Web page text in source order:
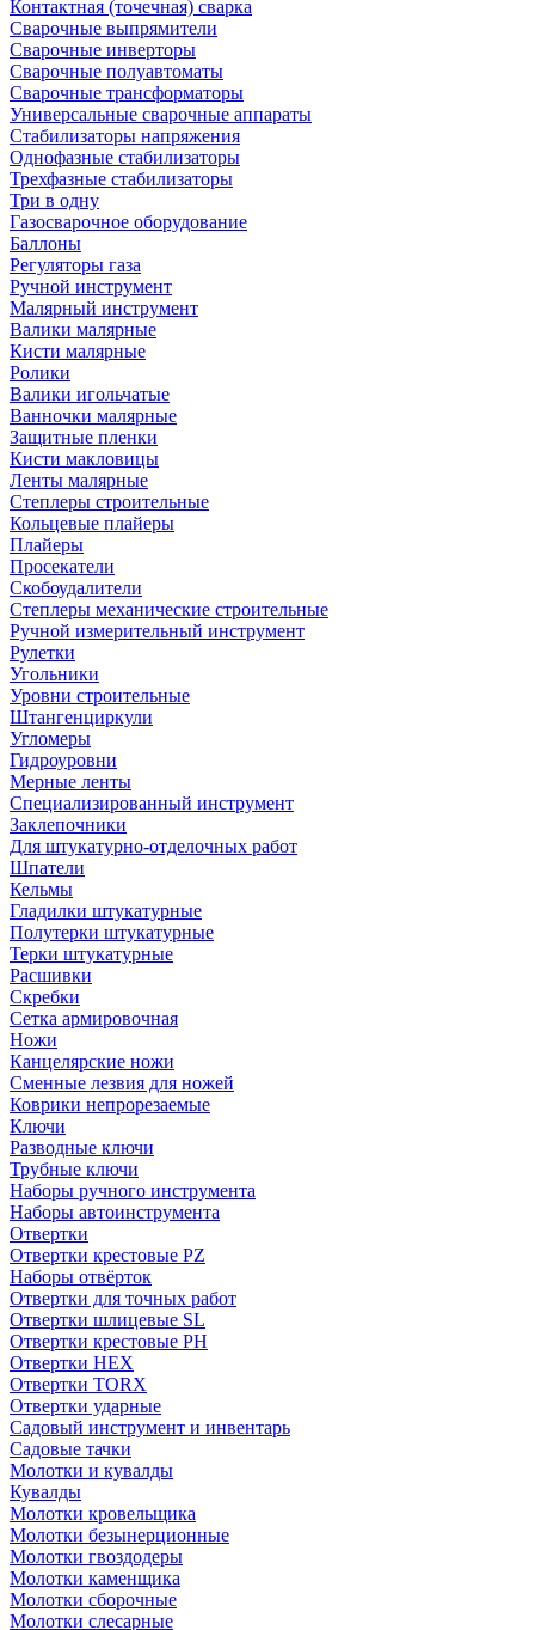
Контактная (точечная) сварка
Сварочные выпрямители
Сварочные инверторы
Сварочные полуавтоматы
Сварочные трансформаторы
Универсальные сварочные аппараты
Стабилизаторы напряжения
Однофазные стабилизаторы
Трехфазные стабилизаторы
Три в одну
Газосварочное оборудование
Баллоны
Регуляторы газа
Ручной инструмент
Малярный инструмент
Валики малярные
Кисти малярные
Ролики
Валики игольчатые
Ванночки малярные
Защитные пленки
Кисти макловицы
Ленты малярные
Степлеры строительные
Кольцевые плайеры
Плайеры
Просекатели
Скобоудалители
Степлеры механические строительные
Ручной измерительный инструмент
Рулетки
Угольники
Уровни строительные
Штангенциркули
Угломеры
Гидроуровни
Мерные ленты
Специализированный инструмент
Заклепочники
Для штукатурно-отделочных работ
Шпатели
Кельмы
Гладилки штукатурные
Полутерки штукатурные
Терки штукатурные
Расшивки
Скребки
Сетка армировочная
Ножи
Канцелярские ножи
Сменные лезвия для ножей
Коврики непрорезаемые
Ключи
Разводные ключи
Трубные ключи
Наборы ручного инструмента
Наборы автоинструмента
Отвертки
Отвертки крестовые PZ
Наборы отвёрток
Отвертки для точных работ
Отвертки шлицевые SL
Отвертки крестовые PH
Отвертки HEX
Отвертки TORX
Отвертки ударные
Садовый инструмент и инвентарь
Садовые тачки
Молотки и кувалды
Кувалды
Молотки кровельщика
Молотки безынерционные
Молотки гвоздодеры
Молотки каменщика
Молотки сборочные
Молотки слесарные